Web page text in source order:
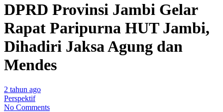
DPRD Provinsi Jambi Gelar
Rapat Paripurna HUT Jambi,
Dihadiri Jaksa Agung dan
Mendes
2 tahun ago
Perspektif
No Comments